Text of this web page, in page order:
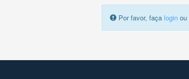
Por favor, faça loginou